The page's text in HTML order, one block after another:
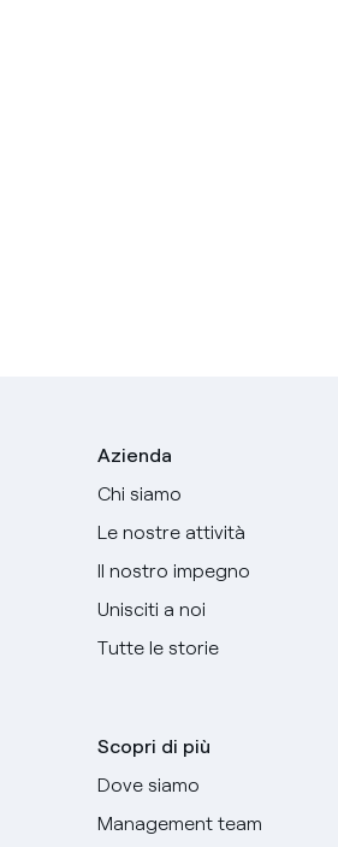
Azienda
Chi siamo
Le nostre attività
Il nostro impegno
Unisciti a noi
Tutte le storie
Scopri di più
Dove siamo
Management team